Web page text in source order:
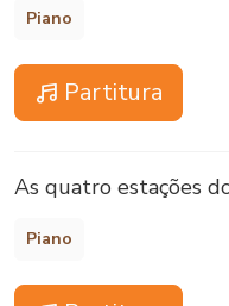
Piano
Partitura
As quatro estações
Piano